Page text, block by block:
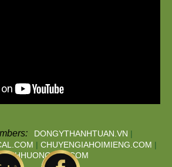
DONGYTHANHTUAN.VN |
| CHUYENGIAHOIMIENG.COM |